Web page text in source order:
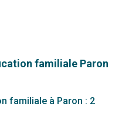
familiale Paron
familiale à Paron : 2